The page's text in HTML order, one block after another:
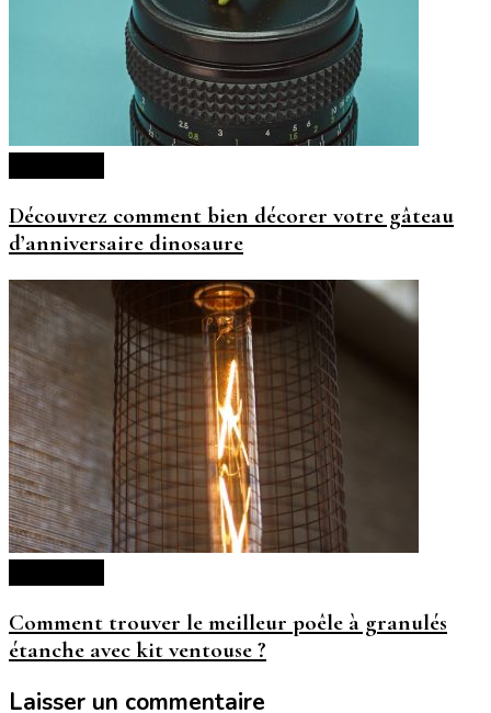
Découvrez comment bien décorer votre gâteau
d’anniversaire dinosaure
Comment trouver le meilleur poêle à granulés
étanche avec kit ventouse ?
Laisser un commentaire